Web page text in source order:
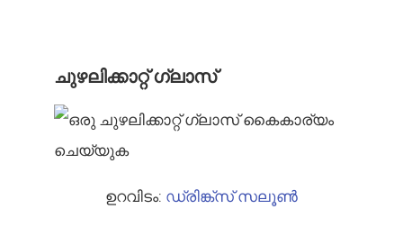
ചുഴലിക്കാറ്റ് ഗ്ലാസ്
ഉറവിടം: ഡ്രിങ്ക്സ് സലൂൺ